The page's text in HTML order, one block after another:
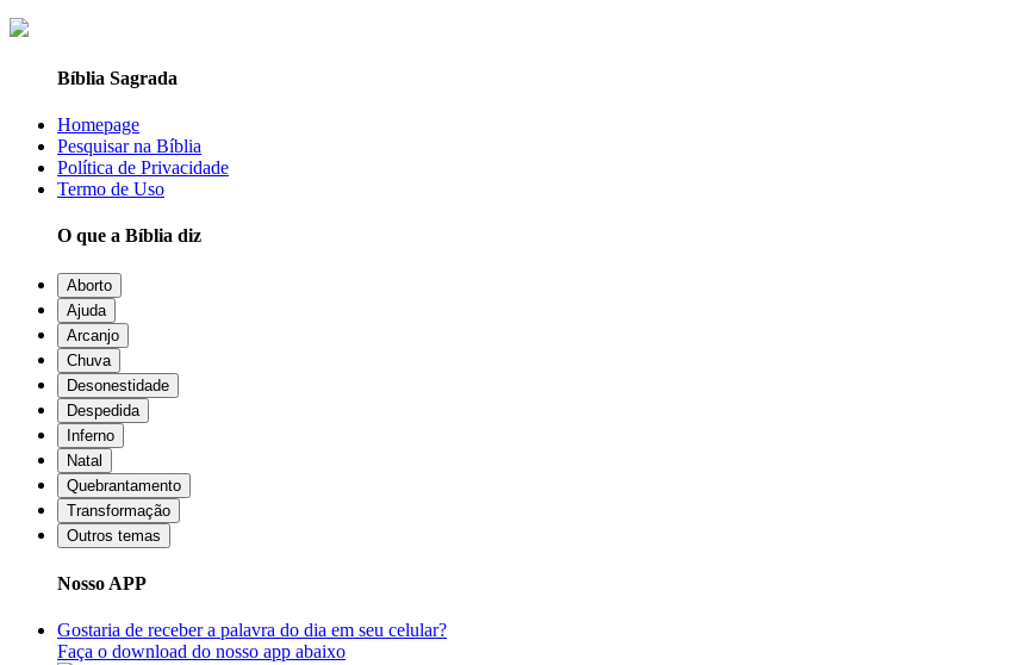
Bíblia Sagrada
Homepage
Pesquisar na Bíblia
Política de Privacidade
Termo de Uso
O que a Bíblia diz
Aborto
Ajuda
Arcanjo
Chuva
Desonestidade
Despedida
Inferno
Natal
Quebrantamento
Transformação
Outros temas
Nosso APP
Gostaria de receber a palavra do dia em seu celular?
Faça o download do nosso app abaixo